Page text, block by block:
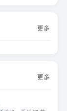
更多
更多